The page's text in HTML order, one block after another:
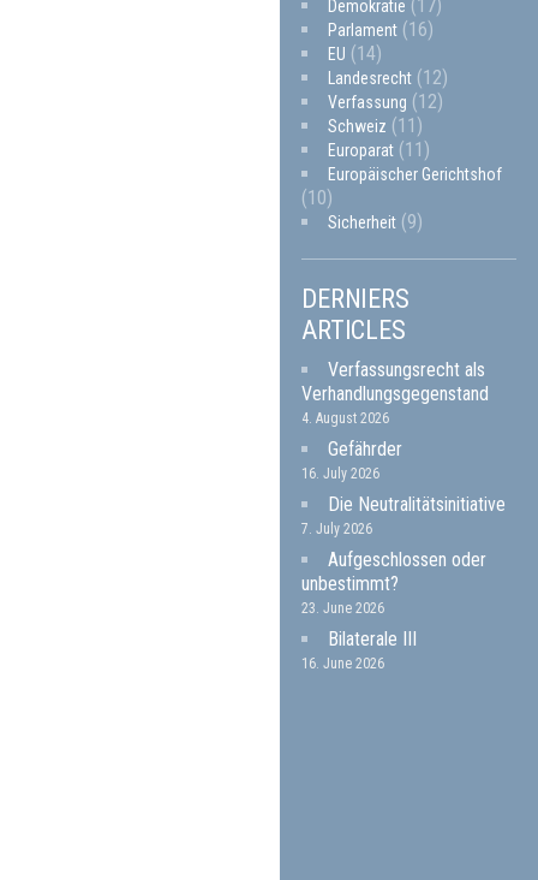
Demokratie (17)
Parlament (16)
EU (14)
Landesrecht (12)
Verfassung (12)
Schweiz (11)
Europarat (11)
Europäischer Gerichtshof
(10)
Sicherheit (9)
DERNIERS
ARTICLES
Verfassungsrecht als
Verhandlungsgegenstand
4. August 2026
Gefährder
16. July 2026
Die Neutralitätsinitiative
7. July 2026
Aufgeschlossen oder
unbestimmt?
23. June 2026
Bilaterale III
16. June 2026